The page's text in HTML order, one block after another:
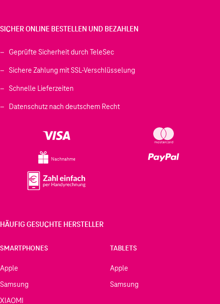
SICHER ONLINE BESTELLEN UND BEZAHLEN
Geprüfte Sicherheit durch TeleSec
Sichere Zahlung mit SSL-Verschlüsselung
Schnelle Lieferzeiten
Datenschutz nach deutschem Recht
Nachnahme
HÄUFIG GESUCHTE HERSTELLER
SMARTPHONES
Apple
Samsung
XIAOMI
TABLETS
Apple
Samsung